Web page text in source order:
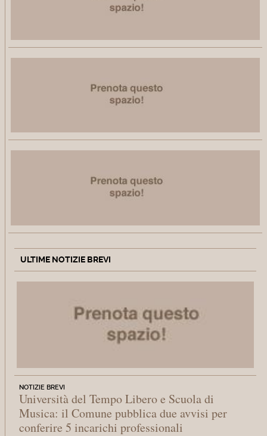
ULTIME NOTIZIE BREVI
NOTIZIE BREVI
Università del Tempo Libero e Scuola di
Musica: il Comune pubblica due avvisi per
conferire 5 incarichi professionali